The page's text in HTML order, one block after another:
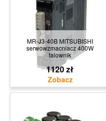
MR-J3-40B MITSUBISHI
serwowzmacniacz 400W
falownik
1120 zł